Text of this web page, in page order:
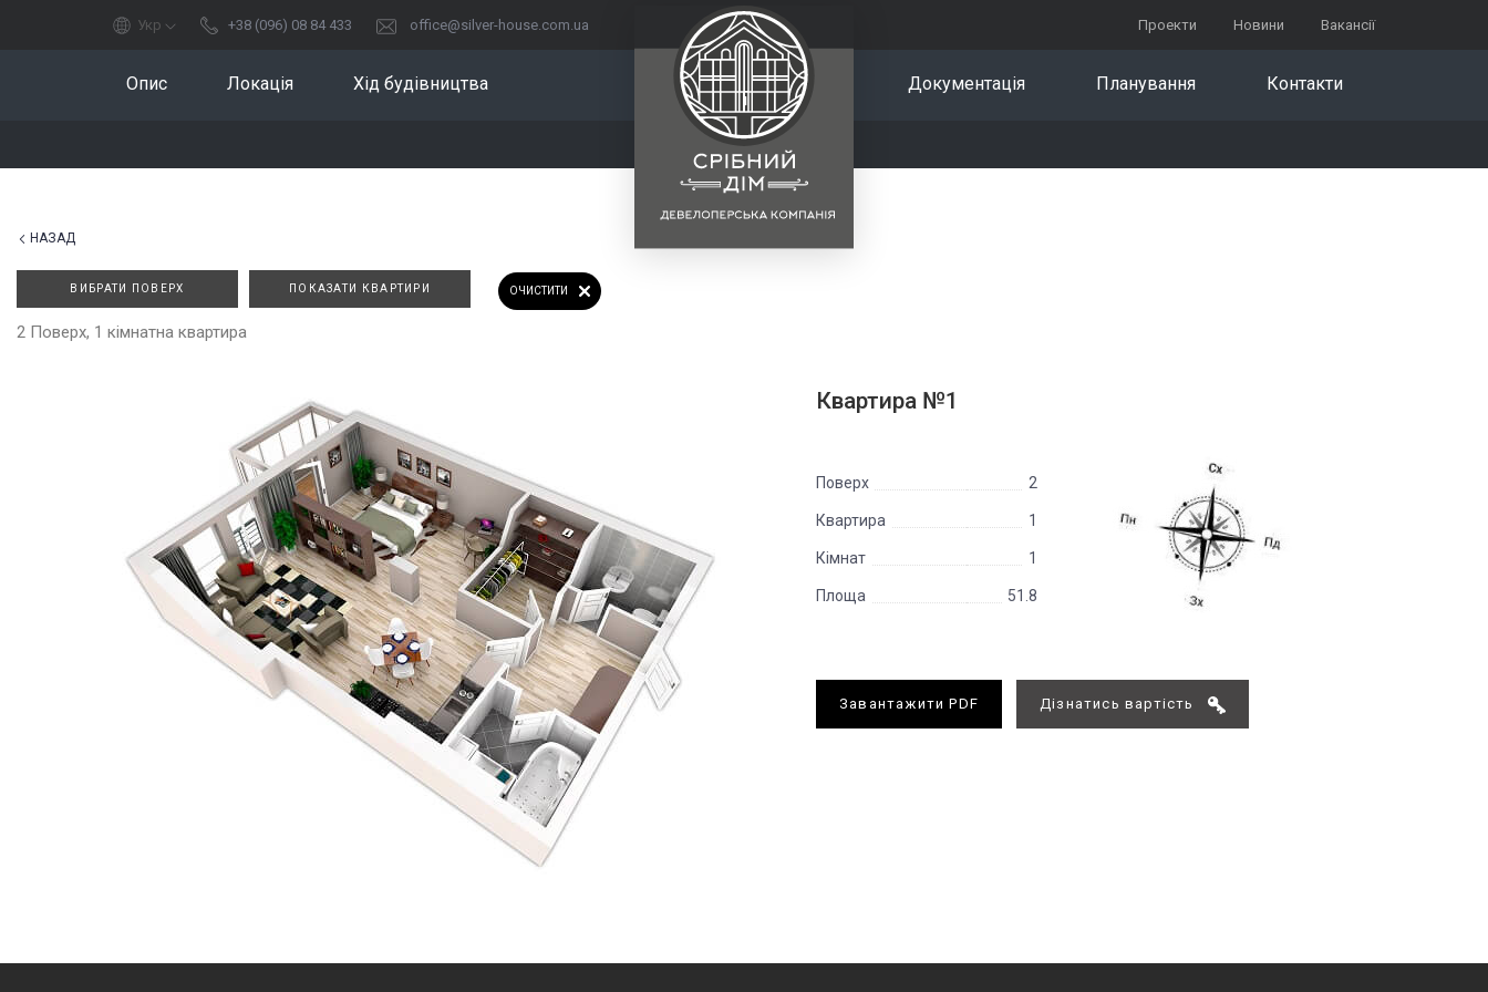
Укр +38 (096) 08 84 433 office@silver-house.com.ua Проекти Новини Вакансії
Опис Локація Хід будівництва Контакти
Планування
Документація
НАЗАД
ВИБРАТИ ПОВЕРХ ПОКАЗАТИ КВАРТИРИ ОЧИСТИТИ
2 Поверх, 1 кімнатна квартира
Квартира №1
Поверх 2
Квартира 1
Кімнат 1
Площа 51.8
Завантажити PDF Дізнатись вартість